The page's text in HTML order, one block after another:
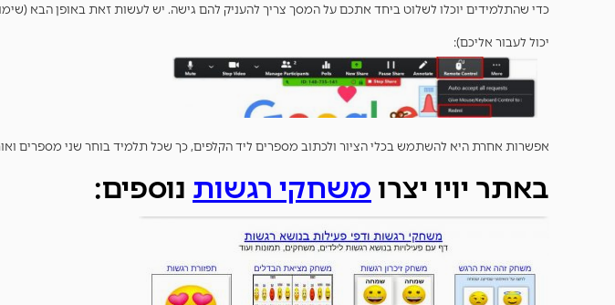
כדי שהתלמידים יוכלו לשלוט ביחד אתכם על המסך צריך להעניק להם גישה. יש לעשות זאת באופן הבא
יכול לעבור אליכם):
אפשרות אחרת היא להשתמש בכלי הציור ולכתוב מספרים ליד הקלפים, כך שכל תלמיד בוחר שני מספרים
באתר יויו יצרו משחקי רגשות נוספים: